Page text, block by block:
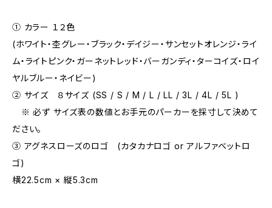
① カラー １２色
(ホワイト・杢グレー・ブラック・デイジー・サンセットオレンジ・ライ
ム・ライトピンク・ガーネットレッド・バーガンディ・ターコイズ・ロイ
ヤルブルー・ネイビー)
② サイズ ８サイズ (SS / S / M / L / LL / 3L / 4L / 5L )
※ 必ず サイズ表の数値とお手元のパーカーを採寸して決めて
ださい。
③ アグネスローズのロゴ (カタカナロゴ or アルファベットロ
ゴ)
横22.5cm × 縦5.3cm